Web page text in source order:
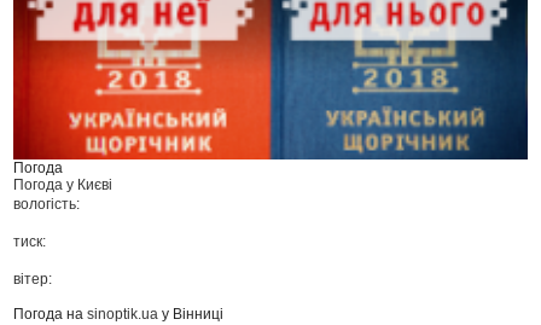
Погода
Погода у Києві
вологість:
тиск:
вітер:
Погода наsinoptik.ua у Вінниці